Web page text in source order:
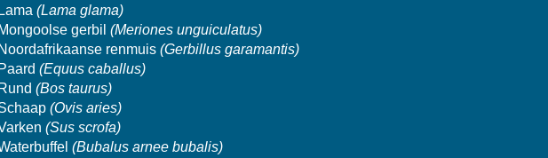
Lama (Lama glama)
Mongoolse gerbil (Meriones unguiculatus)
Noordafrikaanse renmuis (Gerbillus garamantis)
Paard (Equus caballus)
Rund (Bos taurus)
(Ovis aries)
(Sus scrofa)
(Bubalus arnee bubalis)